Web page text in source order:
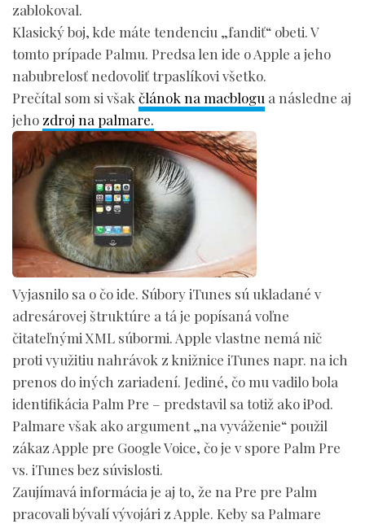
zablokoval.
Klasický boj, kde máte tendenciu „fandiť“ obeti. V
tomto prípade Palmu. Predsa len ide o Apple a jeho
nabubrelosť nedovoliť trpaslíkovi všetko.
Prečítal som si však článok na macblogu a následne aj
jeho zdroj na palmare.
Vyjasnilo sa o čo ide. Súbory iTunes sú ukladané v
adresárovej štruktúre a tá je popísaná voľne
čitateľnými XML súbormi. Apple vlastne nemá nič
proti využitiu nahrávok z knižnice iTunes napr. na ich
prenos do iných zariadení. Jediné, čo mu vadilo bola
identifikácia Palm Pre – predstavil sa totiž ako iPod.
Palmare však ako argument „na vyváženie“ použil
zákaz Apple pre Google Voice, čo je v spore Palm Pre
vs. iTunes bez súvislosti.
Zaujímavá informácia je aj to, že na Pre pre Palm
pracovali bývalí vývojári z Apple. Keby sa Palmare